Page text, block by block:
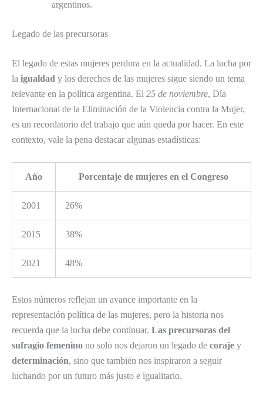
argentinos.
Legado de las precursoras
El legado de estas mujeres perdura en la actualidad. La lucha por
la igualdad y los derechos de las mujeres sigue siendo un tema
relevante en la política argentina. El 25 de noviembre, Día
Internacional de la Eliminación de la Violencia contra la Mujer,
es un recordatorio del trabajo que aún queda por hacer. En este
contexto, vale la pena destacar algunas estadísticas:
Año Porcentaje de mujeres en el Congreso
2001 26%
2015 38%
2021 48%
Estos números reflejan un avance importante en la
representación política de las mujeres, pero la historia nos
recuerda que la lucha debe continuar. Las precursoras del
sufragio femenino no solo nos dejaron un legado de coraje y
determinación, sino que también nos inspiraron a seguir
luchando por un futuro más justo e igualitario.